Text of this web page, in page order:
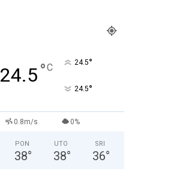
24.5°C 24.5°
24.5°
0.8m/s 0%
PON
38°
UTO
38°
SRI
36°